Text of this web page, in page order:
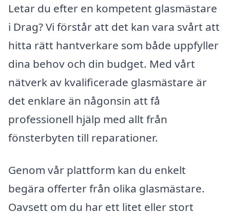
Letar du efter en kompetent glasmästare
i Drag? Vi förstår att det kan vara svårt att
hitta rätt hantverkare som både uppfyller
dina behov och din budget. Med vårt
nätverk av kvalificerade glasmästare är
det enklare än någonsin att få
professionell hjälp med allt från
fönsterbyten till reparationer.
Genom vår plattform kan du enkelt
begära offerter från olika glasmästare.
Oavsett om du har ett litet eller stort